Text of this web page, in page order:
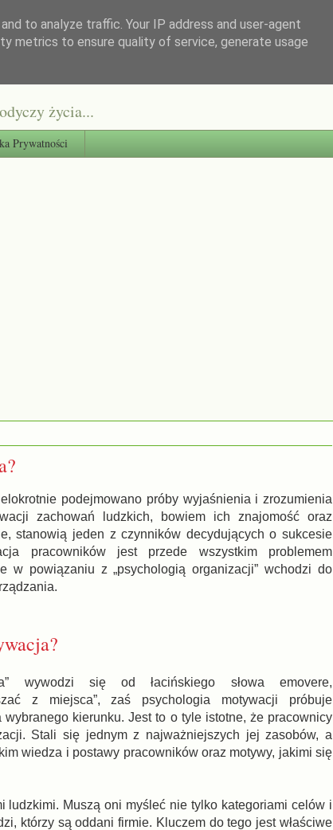
życia...
Prywatności
podejmowano próby wyjaśnienia i zrozumienia
zachowań ludzkich, bowiem ich znajomość oraz
stanowią jeden z czynników decydujących o sukcesie
pracowników jest przede wszystkim problemem
w powiązaniu z „psychologią organizacji” wchodzi do
wywodzi się od łacińskiego słowa emovere,
z miejsca”, zaś psychologia motywacji próbuje
kierunku. Jest to o tyle istotne, że pracownicy
Stali się jednym z najważniejszych jej zasobów, a
wiedza i postawy pracowników oraz motywy, jakimi się
ludzkimi. Muszą oni myśleć nie tylko kategoriami celów i
którzy są oddani firmie. Kluczem do tego jest właściwe
to analyze traffic. Your IP address and user-agent
metrics to ensure quality of service, generate usage